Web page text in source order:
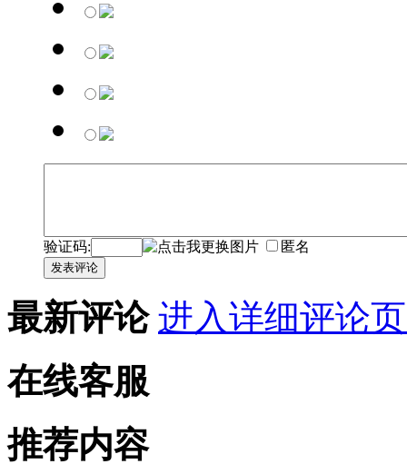
验证码: 匿名
发表评论
最新评论 进入详细评论
在线客服
推荐内容